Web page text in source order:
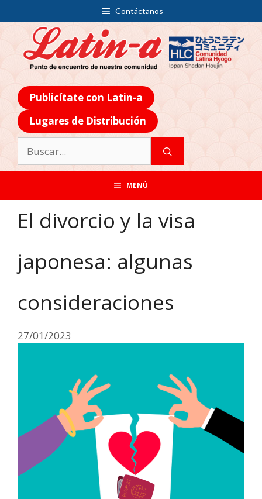
Contáctanos
Publicítate con Latin-a
Lugares de Distribución
MENÚ
El divorcio y la visa
japonesa: algunas
consideraciones
27/01/2023